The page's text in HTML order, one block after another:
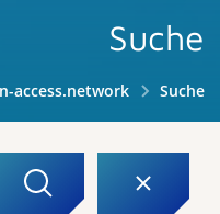
Suche
access.network Suche